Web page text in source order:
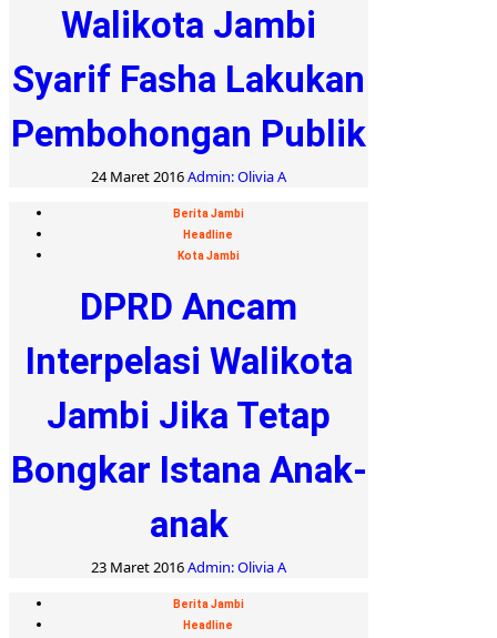
Walikota Jambi
Syarif Fasha Lakukan
Pembohongan Publik
24 Maret 2016Admin: Olivia A
Berita Jambi
Headline
Kota Jambi
DPRD Ancam
Interpelasi Walikota
Jambi Jika Tetap
Bongkar Istana Anak-
anak
23 Maret 2016Admin: Olivia A
Berita Jambi
Headline